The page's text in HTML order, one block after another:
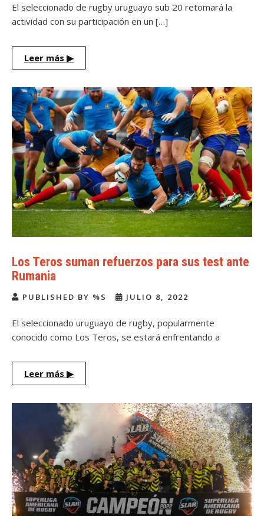
El seleccionado de rugby uruguayo sub 20 retomará la
actividad con su participación en un […]
Leer más ▶
Los Teros suman refuerzos para sus test ante
Rumania
PUBLISHED BY %S JULIO 8, 2022
El seleccionado uruguayo de rugby, popularmente
conocido como Los Teros, se estará enfrentando a
Leer más ▶